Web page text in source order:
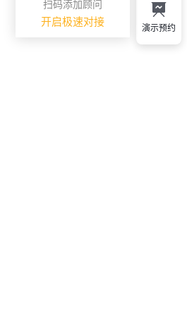
扫码添加顾问
开启极速对接 演示预约